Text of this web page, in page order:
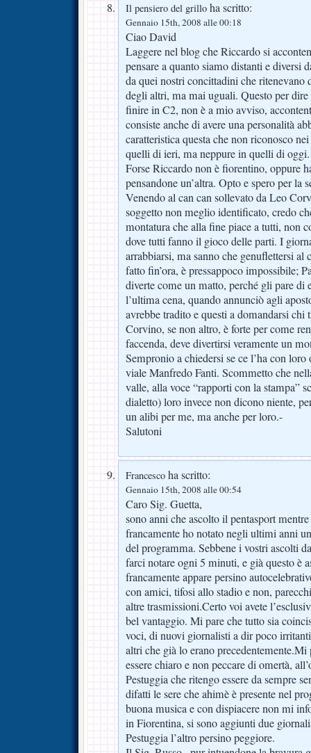
Il pensiero del grillo ha scritto:
Gennaio 15th, 2008 alle 00:18
Ciao David
Laggere nel blog che Riccardo si
pensare a quanto siamo distanti e diversi
da quei nostri concittadini che ritenevano
degli altri, ma mai uguali. Questo per
finire in C2, non è a mio avviso,
consiste anche di avere una personalità
caratteristica questa che non riconosco
quelli di ieri, ma neppure in quelli di oggi.
Forse Riccardo non è fiorentino, oppure
pensandone un’altra. Opto e spero per la
Venendo al can can sollevato da Leo
soggetto non meglio identificato, credo
montatura che alla fine piace a tutti, non
dove tutti fanno il gioco delle parti. I
arrabbiarsi, ma sanno che genuflettersi
fatto fin’ora, è pressappoco impossibile;
diverte come un matto, perché gli pare di
l’ultima cena, quando annunciò agli
avrebbe tradito e questi a domandarsi chi
Corvino, se non altro, è forte per come
faccenda, deve divertirsi veramente un
Sempronio a chiedersi se ce l’ha con
viale Manfredo Fanti. Scommetto che
valle, alla voce “rapporti con la stampa”
dialetto) loro invece non dicono niente,
un alibi per me, ma anche per loro.-
Salutoni
Francesco ha scritto:
Gennaio 15th, 2008 alle 00:54
Caro Sig. Guetta,
sono anni che ascolto il pentasport
francamente ho notato negli ultimi anni
del programma. Sebbene i vostri ascolti
farci notare ogni 5 minuti, e già questo è
francamente appare persino
con amici, tifosi allo stadio e non,
altre trasmissioni.Certo voi avete
bel vantaggio. Mi pare che tutto sia
voci, di nuovi giornalisti a dir poco
altri che già lo erano
essere chiaro e non peccare di omertà,
Pestuggia che ritengo essere da sempre
difatti le sere che ahimè è presente nel
buona musica e con dispiacere non mi
in Fiorentina, si sono aggiunti due
Pestuggia l’altro persino peggiore.